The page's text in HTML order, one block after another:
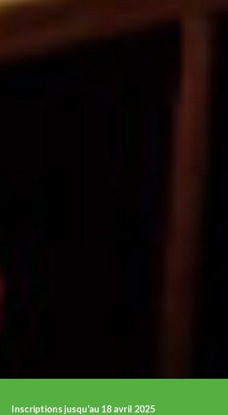
Inscriptions jusqu'au 18 avril 2025